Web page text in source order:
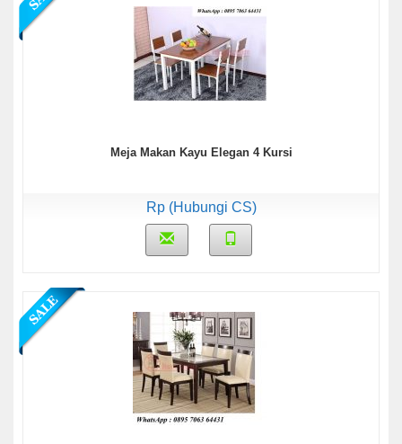
Meja Makan Kayu Elegan 4 Kursi
Rp (Hubungi CS)